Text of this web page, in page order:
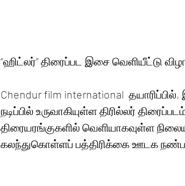
“ஹிட்லர்” திரைப்பட இசை வெளியீட்டு
Chendur film international
நடிப்பில் உருவாகியுள்ள திரில்லர்
திரையரங்குகளில் வெளியாகவுள்ள
கலந்துகொள்ளப் பத்திரிக்கை ஊடக